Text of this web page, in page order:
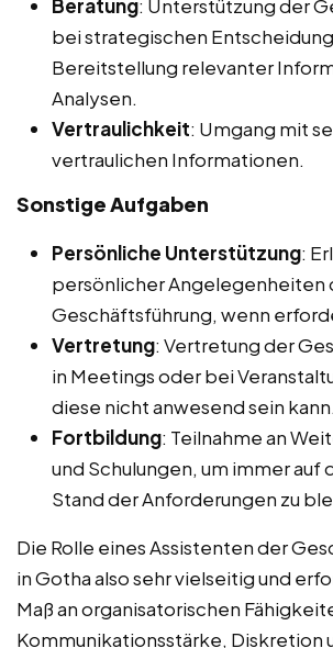
Beratung: Unterstützung der
bei strategischen
Bereitstellung relevanter
Analysen.
Vertraulichkeit: Umgang mit
vertraulichen Informationen.
Sonstige Aufgaben
Persönliche Unterstützung:
persönlicher Angelegenheiten
Geschäftsführung, wenn
Vertretung: Vertretung der
in Meetings oder bei
diese nicht anwesend sein kann.
Fortbildung: Teilnahme an
und Schulungen, um immer auf
Stand der Anforderungen zu
Die Rolle eines Assistenten der
in Gotha also sehr vielseitig und
Maß an organisatorischen
Kommunikationsstärke, Diskretion